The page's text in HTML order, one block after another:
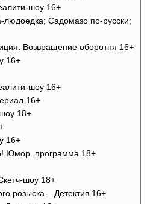
шоу 16+
людоедка; Садомазо по-русски;
Возвращение оборотня 16+
16+
шоу 16+
16+
18+
16+
Юмор. программа 18+
шоу 18+
розыска... Детектив 16+